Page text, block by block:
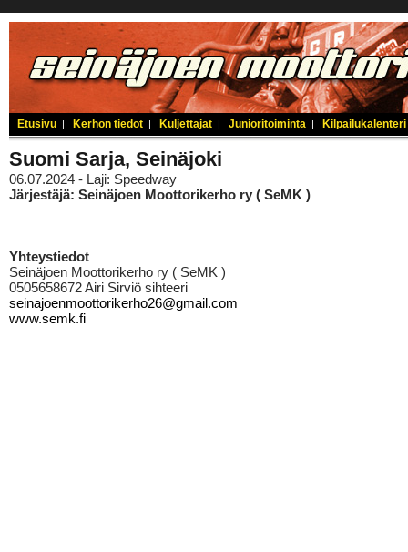
Etusivu | Kerhon tiedot | Kuljettajat | Junioritoiminta | Kilpailukalenteri
Suomi Sarja, Seinäjoki
06.07.2024 - Laji: Speedway
Järjestäjä: Seinäjoen Moottorikerho ry ( SeMK )
Yhteystiedot
Seinäjoen Moottorikerho ry ( SeMK )
0505658672 Airi Sirviö sihteeri
seinajoenmoottorikerho26@gmail.com
www.semk.fi